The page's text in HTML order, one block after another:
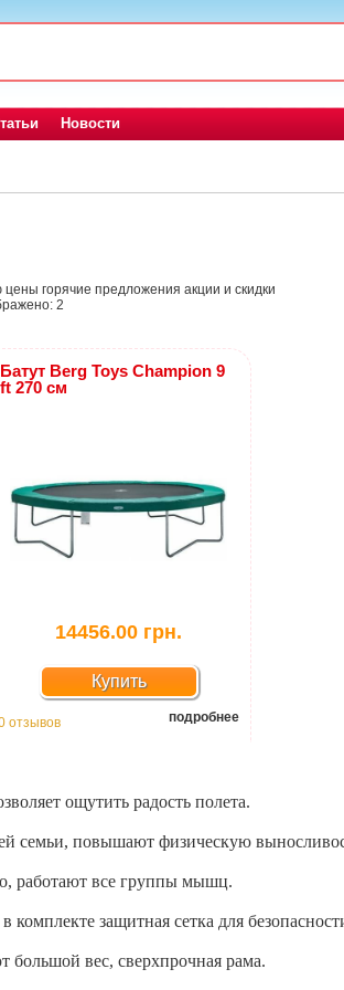
Новости
цены горячие предложения акции и скидки
2
Батут Berg Toys Champion 9
ft 270 см
14456.00 грн.
Купить
отзывов подробнее
ощутить радость полета.
семьи, повышают физическую
работают все группы мышц.
комплекте защитная сетка для
большой вес, сверхпрочная рама.